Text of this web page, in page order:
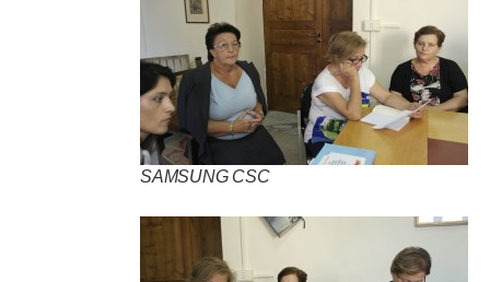
SAMSUNG CSC